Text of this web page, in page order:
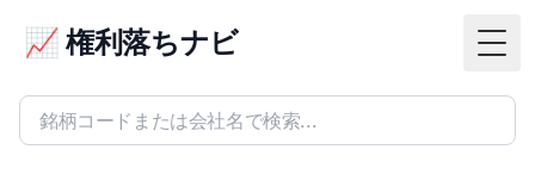
📈 権利落ちナビ